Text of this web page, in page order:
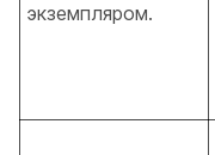
экземпляром.